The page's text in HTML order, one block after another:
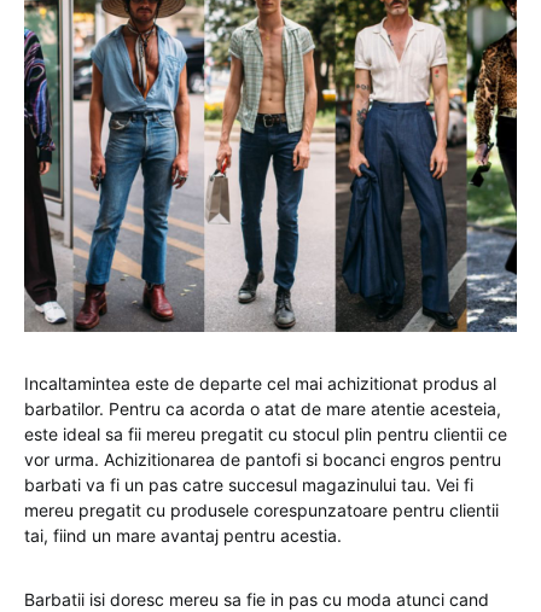
Incaltamintea este de departe cel mai achizitionat produs al
barbatilor. Pentru ca acorda o atat de mare atentie acesteia,
este ideal sa fii mereu pregatit cu stocul plin pentru clientii ce
vor urma. Achizitionarea de pantofi si bocanci engros pentru
barbati va fi un pas catre succesul magazinului tau. Vei fi
mereu pregatit cu produsele corespunzatoare pentru clientii
tai, fiind un mare avantaj pentru acestia.
Barbatii isi doresc mereu sa fie in pas cu moda atunci cand